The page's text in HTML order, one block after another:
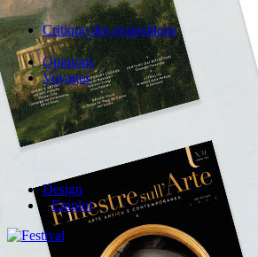
Critique des expositions
Opinions
Voyages
Design
Emploi